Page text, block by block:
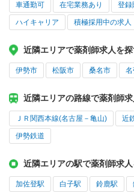
車通勤可 在宅業務あり 登録
ハイキャリア 積極採用中の求人
近隣エリアで薬剤師求人を
伊勢市 松阪市 桑名市
近隣エリアの路線で薬剤師
ＪＲ関西本線(名古屋－亀山) 近
伊勢鉄道
近隣エリアの駅で薬剤師求
加佐登駅 白子駅 鈴鹿駅